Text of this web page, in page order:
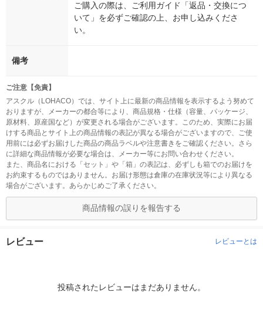
ご購入の際は、ご利用ガイド「返品・交換につ
いて」を必ずご確認の上、お申し込みくださ
い。
備考
ご注意【免責】
アスクル（LOHACO）では、サイト上に最新の商品情報を表示するよう努めて
おりますが、メーカーの都合等により、商品規格・仕様（容量、パッケージ、
原材料、原産国など）が変更される場合がございます。このため、実際にお届
けする商品とサイト上の商品情報の表記が異なる場合がございますので、ご使
用前には必ずお届けした商品の商品ラベルや注意書きをご確認ください。さら
に詳細な商品情報が必要な場合は、メーカー等にお問い合わせください。
また、商品名における「セット」や「箱」の表記は、必ずしも箱でのお届けを
お約束するものではありません。お届け形態は倉庫の在庫状況等により異なる
場合がございます。あらかじめご了承ください。
商品情報の誤りを報告する
レビュー レビューとは
投稿されたレビューはまだありません。